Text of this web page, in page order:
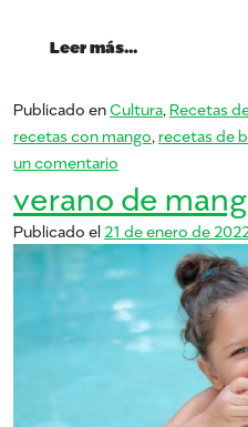
Leer más…
Publicado enCultura, Recetas
recetas con mango, recetas de
un comentario
verano de
Publicado el 21 de enero de